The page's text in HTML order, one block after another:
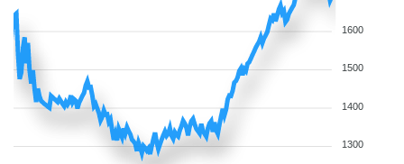
1600
1500
1400
1300